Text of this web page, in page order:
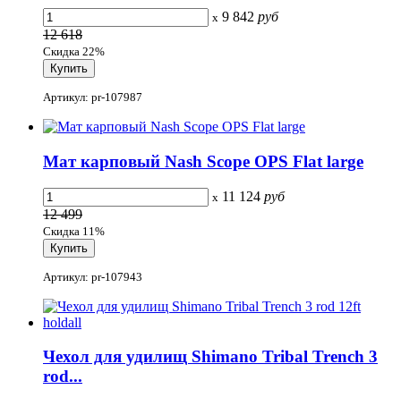
x 9 842 руб
12 618
Скидка 22%
Артикул: pr-107987
Мат карповый Nash Scope OPS Flat large
x 11 124 руб
12 499
Скидка 11%
Артикул: pr-107943
Чехол для удилищ Shimano Tribal Trench 3
rod...